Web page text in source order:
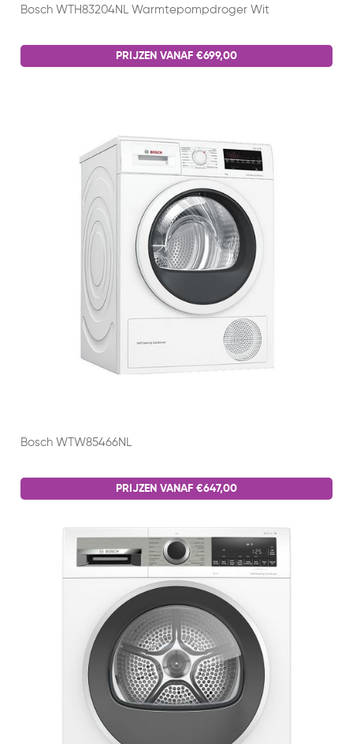
Bosch WTH83204NL Warmtepompdroger Wit
PRIJZEN VANAF €699,00
Bosch WTW85466NL
PRIJZEN VANAF €647,00